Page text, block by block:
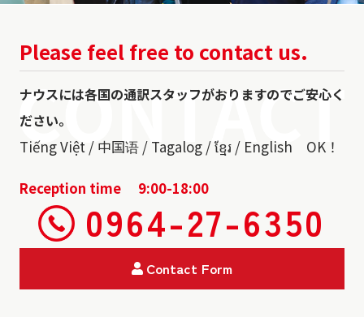
Please feel free to contact us.
ナウスには各国の通訳スタッフがおりますのでご安心く
ださい。
Tiếng Việt / 中国语 / Tagalog / ខ្មែរ / English OK！
Reception time 9:00-18:00
0964-27-6350
Contact Form